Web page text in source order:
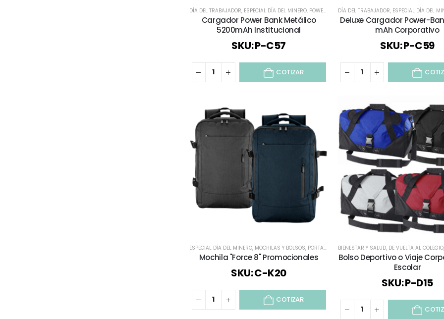
DÍA DEL TRABAJADOR, ESPECIAL DÍA DEL MINERO, POWER BANK ,TECNOLOGÍA / CELULAR /
Cargador Power Bank Metálico
5200mAh Institucional
SKU: P-C57
COTIZAR
DÍA DEL TRABAJADOR, ESPECIAL DÍA DEL
Deluxe Cargador Power-
mAh Corporativo
SKU: P-C59
ESPECIAL DÍA DEL MINERO, MOCHILAS Y BOLSOS, PORTA NOTEBOOK ,TODOS
Mochila "Force 8" Promocionales
SKU: C-K20
COTIZAR
BIENESTAR Y SALUD, DE VUELTA AL COLEGIO,
Bolso Deportivo o Viaje
Escolar
SKU: P-D15